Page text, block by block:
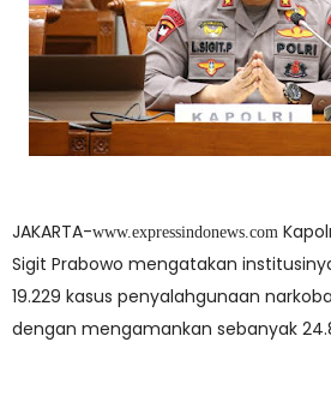
JAKARTA-www.expressindonews.com
Sigit Prabowo mengatakan
19.229 kasus penyalahgunaan
dengan mengamankan sebanyak